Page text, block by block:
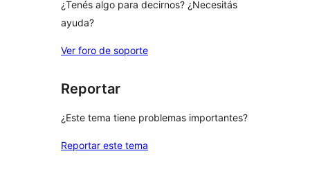
¿Tenés algo para decirnos? ¿Necesitás
ayuda?
Ver foro de soporte
Reportar
¿Este tema tiene problemas importantes?
Reportar este tema